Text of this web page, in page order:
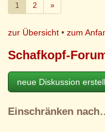
1 2 »Weiter
zur Übersicht •zum
Schafkopf-
neue Diskussion
Einschränken